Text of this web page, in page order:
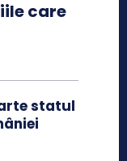
care
statul